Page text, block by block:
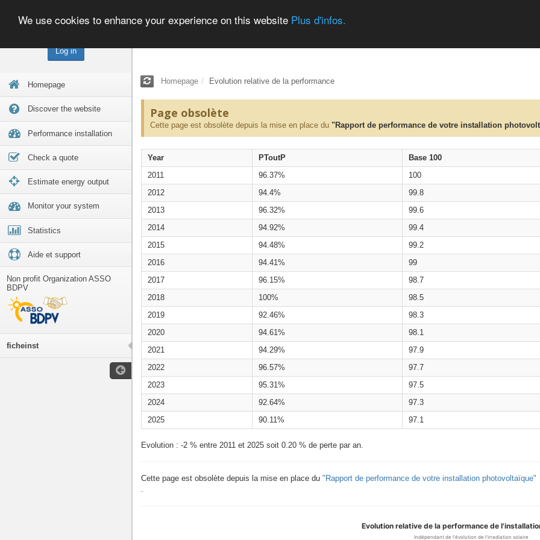
Log in
Homepage
Discover the website
Performance installation
Check a quote
Estimate energy output
Monitor your system
Statistics
Aide et support
Non profit Organization ASSO
BDPV
ficheinst
We use cookies to enhance your experience on this website Plus d'infos.
Homepage Evolution relative de la performance
Page obsolète
Cette page est obsolète depuis la mise en place du "Rapport de performance de votre installation
Year PToutP
Base 100
2011
96.37%
100
2012
94.4%
99.8
2013
96.32%
99.6
2014
94.92%
99.4
2015
94.48%
99.2
2016
94.41%
99
2017
96.15%
98.7
2018
100%
98.5
2019
92.46%
98.3
2020
94.61%
98.1
2021
94.29%
97.9
2022
96.57%
97.7
2023
95.31%
97.5
2024
92.64%
97.3
2025
90.11% 97.1
Evolution : -2 % entre 2011 et 2025 soit 0.20 % de perte par an.
Cette page est obsolète depuis la mise en place du "Rapport de performance de votre installation photovoltaïque"
.
Evolution relative de la performance de
Indépendant de l'évolution de l'irradiation solaire